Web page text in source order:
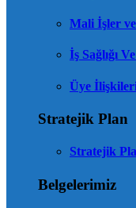
Mali İşler
İş Sağlığı
Üye
Stratejik Plan
Stratejik
Belgelerimiz